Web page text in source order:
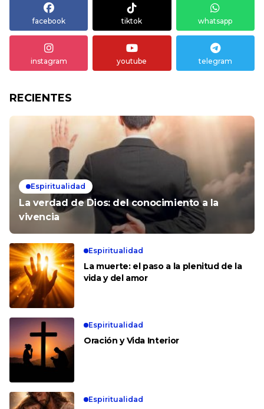
facebook tiktok whatsapp
instagram youtube telegram
RECIENTES
Espiritualidad
La verdad de Dios: del conocimiento a la
vivencia
Espiritualidad
La muerte: el paso a la plenitud de la
vida y del amor
Espiritualidad
Oración y Vida Interior
Espiritualidad